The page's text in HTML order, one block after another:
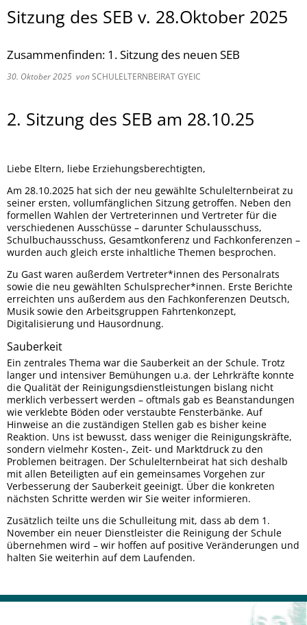
Sitzung des SEB v. 28.Oktober 2025
Zusammenfinden: 1. Sitzung des neuen SEB
30. Oktober 2025 vonSCHULELTERNBEIRAT GYEIC
2. Sitzung des SEB am 28.10.25
Liebe Eltern, liebe Erziehungsberechtigten,
Am 28.10.2025 hat sich der neu gewählte Schulelternbeirat zu
seiner ersten, vollumfänglichen Sitzung getroffen. Neben den
formellen Wahlen der Vertreterinnen und Vertreter für die
verschiedenen Ausschüsse – darunter Schulausschuss,
Schulbuchausschuss, Gesamtkonferenz und Fachkonferenzen –
wurden auch gleich erste inhaltliche Themen besprochen.
Zu Gast waren außerdem Vertreter*innen des Personalrats
sowie die neu gewählten Schulsprecher*innen. Erste Berichte
erreichten uns außerdem aus den Fachkonferenzen Deutsch,
Musik sowie den Arbeitsgruppen Fahrtenkonzept,
Digitalisierung und Hausordnung.
Sauberkeit
Ein zentrales Thema war die Sauberkeit an der Schule. Trotz
langer und intensiver Bemühungen u.a. der Lehrkräfte konnte
die Qualität der Reinigungsdienstleistungen bislang nicht
merklich verbessert werden – oftmals gab es Beanstandungen
wie verklebte Böden oder verstaubte Fensterbänke. Auf
Hinweise an die zuständigen Stellen gab es bisher keine
Reaktion. Uns ist bewusst, dass weniger die Reinigungskräfte,
sondern vielmehr Kosten-, Zeit- und Marktdruck zu den
Problemen beitragen. Der Schulelternbeirat hat sich deshalb
mit allen Beteiligten auf ein gemeinsames Vorgehen zur
Verbesserung der Sauberkeit geeinigt. Über die konkreten
nächsten Schritte werden wir Sie weiter informieren.
Zusätzlich teilte uns die Schulleitung mit, dass ab dem 1.
November ein neuer Dienstleister die Reinigung der Schule
übernehmen wird – wir hoffen auf positive Veränderungen und
halten Sie weiterhin auf dem Laufenden.